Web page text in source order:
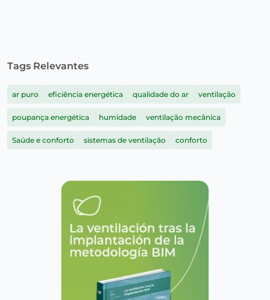
Tags Relevantes
ar puro eficiência energética qualidade do ar ventilação
poupança energética humidade ventilação mecânica
Saúde e conforto sistemas de ventilação conforto